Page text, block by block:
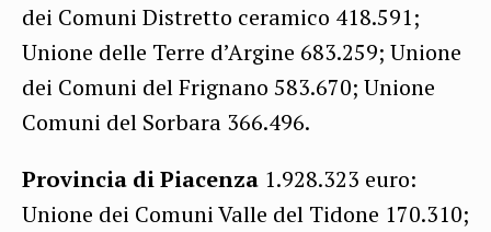
dei Comuni Distretto ceramico 418.591;
Unione delle Terre d’Argine 683.259; Unione
dei Comuni del Frignano 583.670; Unione
Comuni del Sorbara 366.496.
Provincia di Piacenza 1.928.323 euro:
Unione dei Comuni Valle del Tidone 170.310;